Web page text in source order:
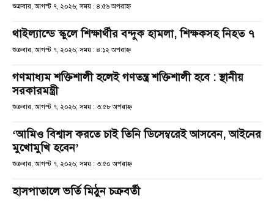
শুক্রবার, আগস্ট ৭, ২০২৬; সময় : ৪:৫৬ অপরাহ্ণ
থাইল্যান্ডে স্কুলে শিক্ষার্থীর বন্দুক হামলা, শিক্ষকসহ নিহত ৭
শুক্রবার, আগস্ট ৭, ২০২৬; সময় : ৪:১২ অপরাহ্ণ
গণমাধ্যম শক্তিশালী হলেই গণতন্ত্র শক্তিশালী হবে : স্থানীয়
সরকারমন্ত্রী
শুক্রবার, আগস্ট ৭, ২০২৬; সময় : ৩:৫৮ অপরাহ্ণ
‘আমিও বিশ্বাস করতে চাই তিনি ডিসেম্বরেই আসবেন, আইনের
মুখোমুখি হবেন’
শুক্রবার, আগস্ট ৭, ২০২৬; সময় : ৩:৫০ অপরাহ্ণ
হাসপাতালে ভর্তি মিঠুন চক্রবর্তী